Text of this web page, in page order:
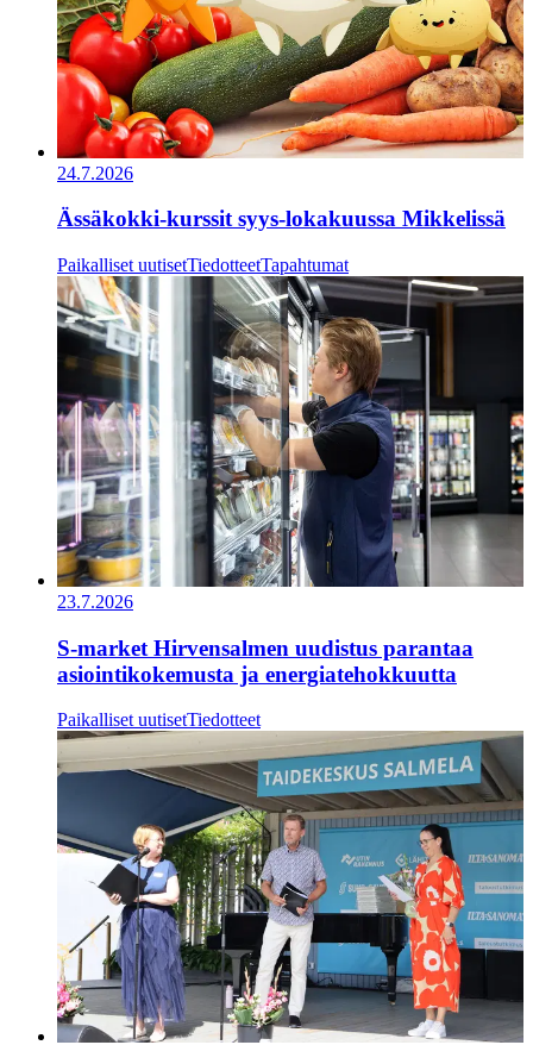
24.7.2026
Ässäkokki-kurssit syys-lokakuussa Mikkelissä
Paikalliset uutisetTiedotteetTapahtumat
23.7.2026
S-market Hirvensalmen uudistus parantaa
asiointikokemusta ja energiatehokkuutta
Paikalliset uutisetTiedotteet